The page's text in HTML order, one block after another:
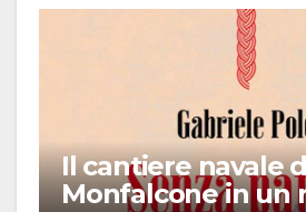
Il cantiere navale
Monfalcone in un